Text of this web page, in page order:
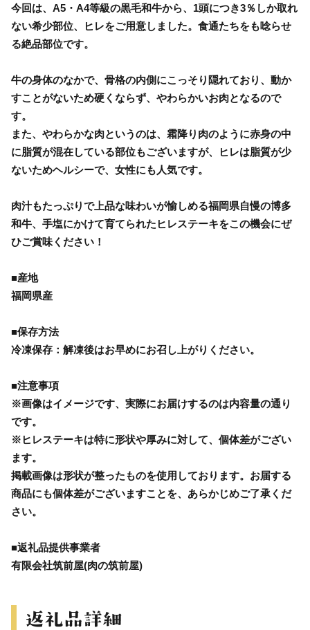
今回は、A5・A4等級の黒毛和牛から、1頭につき3％しか取れ
ない希少部位、ヒレをご用意しました。食通たちをも唸らせ
る絶品部位です。
牛の身体のなかで、骨格の内側にこっそり隠れており、動か
すことがないため硬くならず、やわらかいお肉となるので
す。
また、やわらかな肉というのは、霜降り肉のように赤身の中
に脂質が混在している部位もございますが、ヒレは脂質が少
ないためヘルシーで、女性にも人気です。
肉汁もたっぷりで上品な味わいが愉しめる福岡県自慢の博多
和牛、手塩にかけて育てられたヒレステーキをこの機会にぜ
ひご賞味ください！
■産地
福岡県産
■保存方法
冷凍保存：解凍後はお早めにお召し上がりください。
■注意事項
※画像はイメージです、実際にお届けするのは内容量の通り
です。
※ヒレステーキは特に形状や厚みに対して、個体差がござい
ます。
掲載画像は形状が整ったものを使用しております。お届する
商品にも個体差がございますことを、あらかじめご了承くだ
さい。
■返礼品提供事業者
有限会社筑前屋(肉の筑前屋)